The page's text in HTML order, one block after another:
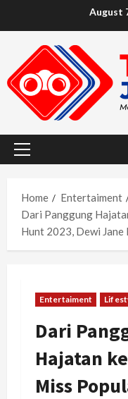
August
Primary
Home
Entertaiment
Dari Panggung
Hunt 2023, Dewi Jane
Entertaiment
Dari
Hajatan
Miss